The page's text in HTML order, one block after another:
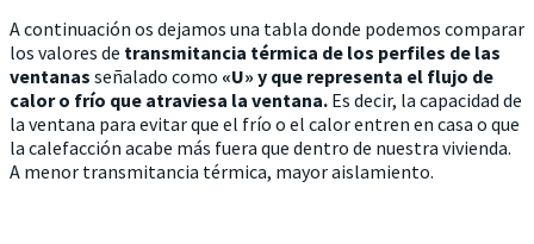
A continuación os dejamos una tabla donde podemos comparar
los valores de transmitancia térmica de los perfiles de las
ventanas señalado como «U» y que representa el flujo de
calor o frío que atraviesa la ventana. Es decir, la capacidad de
la ventana para evitar que el frío o el calor entren en casa o que
la calefacción acabe más fuera que dentro de nuestra vivienda.
A menor transmitancia térmica, mayor aislamiento.